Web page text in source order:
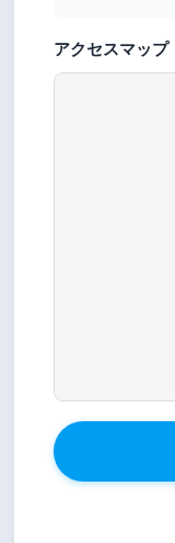
アクセスマップ